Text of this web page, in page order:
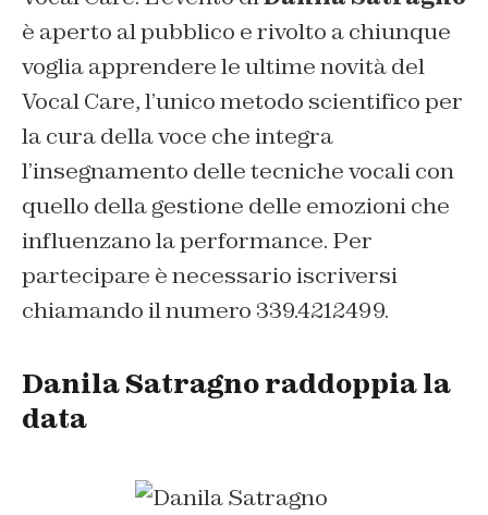
è aperto al pubblico e rivolto a chiunque
voglia apprendere le ultime novità del
Vocal Care, l’unico metodo scientifico per
la cura della voce che integra
l’insegnamento delle tecniche vocali con
quello della gestione delle emozioni che
influenzano la performance. Per
partecipare è necessario iscriversi
chiamando il numero 339.4212499.
Danila Satragno raddoppia la
data